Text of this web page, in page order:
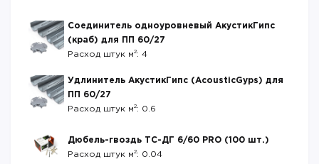
Соединитель одноуровневый АкустикГипс
(краб) для ПП 60/27
Расход штук м2: 4
Удлинитель АкустикГипс (AcousticGyps) для
ПП 60/27
Расход штук м2: 0.6
Дюбель-гвоздь ТС-ДГ 6/60 PRO (100 шт.)
Расход штук м2: 0.04